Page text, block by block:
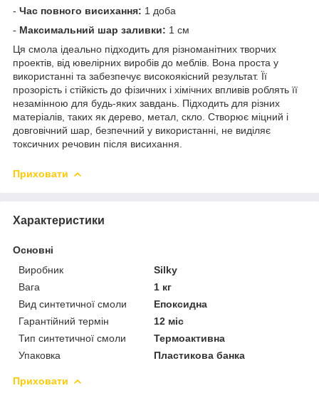
- Час повного висихання: 1 доба
- Максимальний шар заливки: 1 см
Ця смола ідеально підходить для різноманітних творчих
проектів, від ювелірних виробів до меблів. Вона проста у
використанні та забезпечує високоякісний результат. Її
прозорість і стійкість до фізичних і хімічних впливів роблять її
незамінною для будь-яких завдань. Підходить для різних
матеріалів, таких як дерево, метал, скло. Створює міцний і
довговічний шар, безпечний у використанні, не виділяє
токсичних речовин після висихання.
Приховати
Характеристики
Основні
Виробник
Silky
Вага
1 кг
Вид синтетичної смоли
Епоксидна
Гарантійний термін
12 міс
Тип синтетичної смоли
Термоактивна
Упаковка
Пластикова банка
Приховати